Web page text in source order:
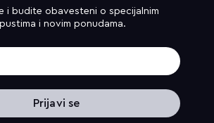
i budite obavesteni o specijalnim
i novim ponudama.
Prijavi se